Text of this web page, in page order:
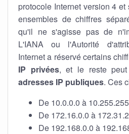
protocole Internet version 4
ensembles de chiffres
qu'il ne s'agisse pas de
L'IANA ou l'Autorité
Internet a réservé certains
IP privées, et le reste
adresses IP publiques. Ces
De 10.0.0.0 à
De 172.16.0.0 à
De 192.168.0.0 à